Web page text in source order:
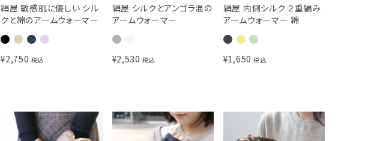
絹屋 敏感肌に優しい シル
クと綿のアームウォーマー
¥2,750 税込
絹屋 シルクとアンゴラ混の
アームウォーマー
¥2,530 税込
絹屋 内側シルク ２重編み
アームウォーマー 綿
¥1,650 税込